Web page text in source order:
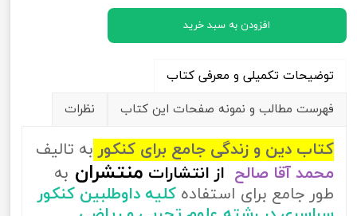
افزودن به سبد خرید
توضیحات تکمیلی و معرفی کتاب
فهرست مطالب و نمونه صفحات این کتاب
نظرات
کتاب دین و زندگی جامع برای کنکور به تالیف
محمد آقا صالح از انتشارات منتشران به
طور جامع برای استفاده کلیه داوطلبین کنکور